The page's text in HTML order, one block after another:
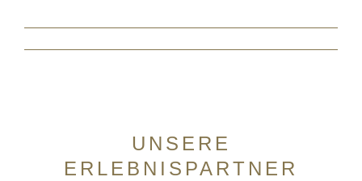
UNSERE
ERLEBNISPARTNER